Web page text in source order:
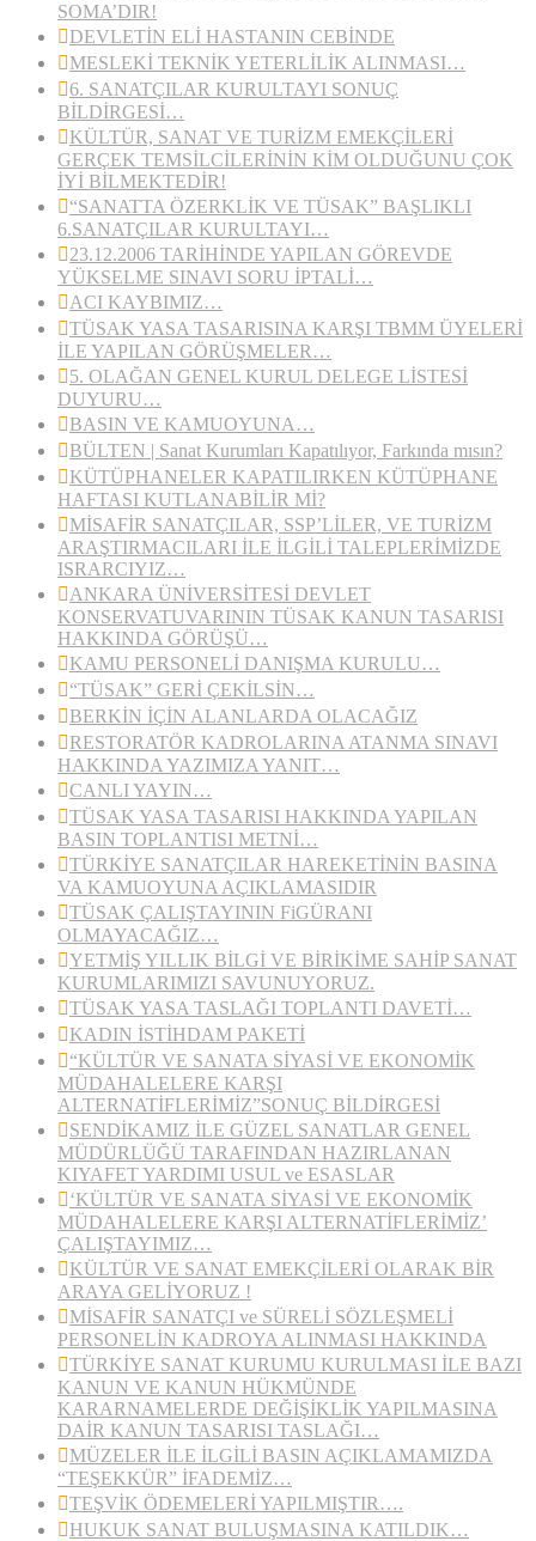
SOMA’DIR!
DEVLETİN ELİ HASTANIN CEBİNDE
MESLEKİ TEKNİK YETERLİLİK ALINMASI…
6. SANATÇILAR KURULTAYI SONUÇ
BİLDİRGESİ…
KÜLTÜR, SANAT VE TURİZM EMEKÇİLERİ
GERÇEK TEMSİLCİLERİNİN KİM OLDUĞUNU ÇOK
İYİ BİLMEKTEDİR!
“SANATTA ÖZERKLİK VE TÜSAK” BAŞLIKLI
6.SANATÇILAR KURULTAYI…
23.12.2006 TARİHİNDE YAPILAN GÖREVDE
YÜKSELME SINAVI SORU İPTALİ…
ACI KAYBIMIZ…
TÜSAK YASA TASARISINA KARŞI TBMM ÜYELERİ
İLE YAPILAN GÖRÜŞMELER…
5. OLAĞAN GENEL KURUL DELEGE LİSTESİ
DUYURU…
BASIN VE KAMUOYUNA…
BÜLTEN | Sanat Kurumları Kapatılıyor, Farkında mısın?
KÜTÜPHANELER KAPATILIRKEN KÜTÜPHANE
HAFTASI KUTLANABİLİR Mİ?
MİSAFİR SANATÇILAR, SSP’LİLER, VE TURİZM
ARAŞTIRMACILARI İLE İLGİLİ TALEPLERİMİZDE
ISRARCIYIZ…
ANKARA ÜNİVERSİTESİ DEVLET
KONSERVATUVARININ TÜSAK KANUN TASARISI
HAKKINDA GÖRÜŞÜ…
KAMU PERSONELİ DANIŞMA KURULU…
“TÜSAK” GERİ ÇEKİLSİN…
BERKİN İÇİN ALANLARDA OLACAĞIZ
RESTORATÖR KADROLARINA ATANMA SINAVI
HAKKINDA YAZIMIZA YANIT…
CANLI YAYIN…
TÜSAK YASA TASARISI HAKKINDA YAPILAN
BASIN TOPLANTISI METNİ…
TÜRKİYE SANATÇILAR HAREKETİNİN BASINA
VA KAMUOYUNA AÇIKLAMASIDIR
TÜSAK ÇALIŞTAYININ FiGÜRANI
OLMAYACAĞIZ…
YETMİŞ YILLIK BİLGİ VE BİRİKİME SAHİP SANAT
KURUMLARIMIZI SAVUNUYORUZ.
TÜSAK YASA TASLAĞI TOPLANTI DAVETİ…
KADIN İSTİHDAM PAKETİ
“KÜLTÜR VE SANATA SİYASİ VE EKONOMİK
MÜDAHALELERE KARŞI
ALTERNATİFLERİMİZ”SONUÇ BİLDİRGESİ
SENDİKAMIZ İLE GÜZEL SANATLAR GENEL
MÜDÜRLÜĞÜ TARAFINDAN HAZIRLANAN
KIYAFET YARDIMI USUL ve ESASLAR
‘KÜLTÜR VE SANATA SİYASİ VE EKONOMİK
MÜDAHALELERE KARŞI ALTERNATİFLERİMİZ’
ÇALIŞTAYIMIZ…
KÜLTÜR VE SANAT EMEKÇİLERİ OLARAK BİR
ARAYA GELİYORUZ !
MİSAFİR SANATÇI ve SÜRELİ SÖZLEŞMELİ
PERSONELİN KADROYA ALINMASI HAKKINDA
TÜRKİYE SANAT KURUMU KURULMASI İLE BAZI
KANUN VE KANUN HÜKMÜNDE
KARARNAMELERDE DEĞİŞİKLİK YAPILMASINA
DAİR KANUN TASARISI TASLAĞI…
MÜZELER İLE İLGİLİ BASIN AÇIKLAMAMIZDA
“TEŞEKKÜR” İFADEMİZ…
TEŞVİK ÖDEMELERİ YAPILMIŞTIR….
HUKUK SANAT BULUŞMASINA KATILDIK…